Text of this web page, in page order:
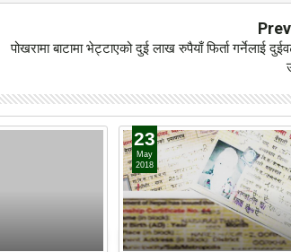
पोखरामा बाटामा भेट्टाएको दुई लाख रुपैयाँ फिर्ता गर्नेलाई
23
May
2018